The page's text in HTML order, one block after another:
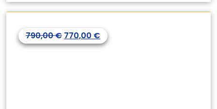
790,00€ 770,00 €